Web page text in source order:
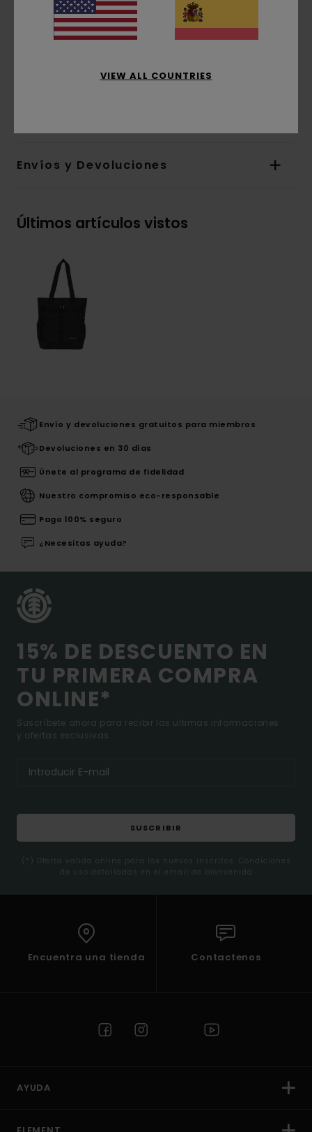
Volumen:25 L
Forro de poliéster reciclado
Mosquetón metálico
Envíos y Devoluciones
Últimos artículos vistos
Envío y devoluciones gratuitos para miembros
Devoluciones en 30 días
Únete al programa de fidelidad
Nuestro compromiso eco-responsable
Pago 100% seguro
¿Necesitas ayuda?
15% DE DESCUENTO EN
TU PRIMERA COMPRA
ONLINE*
Suscríbete ahora para recibir las ultimas informaciones
y ofertas exclusivas.
SUSCRIBIR
(*) Oferta valida online para los nuevos inscritos. Condiciones
de uso detalladas en el email de bienvenida
Encuentra una tienda Contactenos
AYUDA
VIEW ALL COUNTRIES